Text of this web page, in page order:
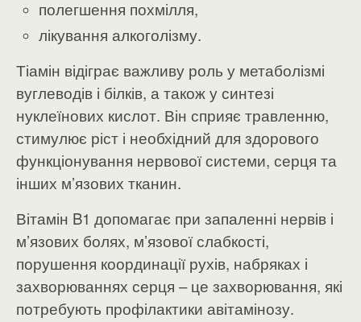
полегшення похмілля,
лікування алкоголізму.
Тіамін відіграє важливу роль у метаболізмі
вуглеводів і білків, а також у синтезі
нуклеїнових кислот. Він сприяє травленню,
стимулює ріст і необхідний для здорового
функціонування нервової системи, серця та
інших м’язових тканин.
Вітамін B1 допомагає при запаленні нервів і
м’язових болях, м’язової слабкості,
порушення координації рухів, набряках і
захворюваннях серця – це захворювання, які
потребують профілактики авітамінозу.